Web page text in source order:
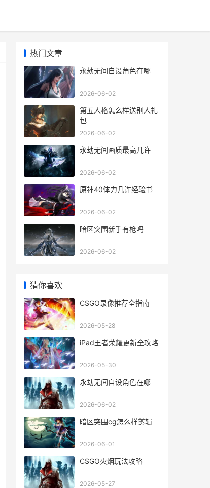
热门文章
永劫无间自设角色在哪
2026-06-02
第五人格怎么样送别人礼
包
2026-06-02
永劫无间画质最高几许
2026-06-02
原神40体力几许经验书
2026-06-02
暗区突围新手有枪吗
2026-06-02
猜你喜欢
CSGO录像推荐全指南
2026-05-28
iPad王者荣耀更新全攻略
2026-05-30
永劫无间自设角色在哪
2026-06-02
暗区突围cg怎么样剪辑
2026-06-01
CSGO火烟玩法攻略
2026-05-27